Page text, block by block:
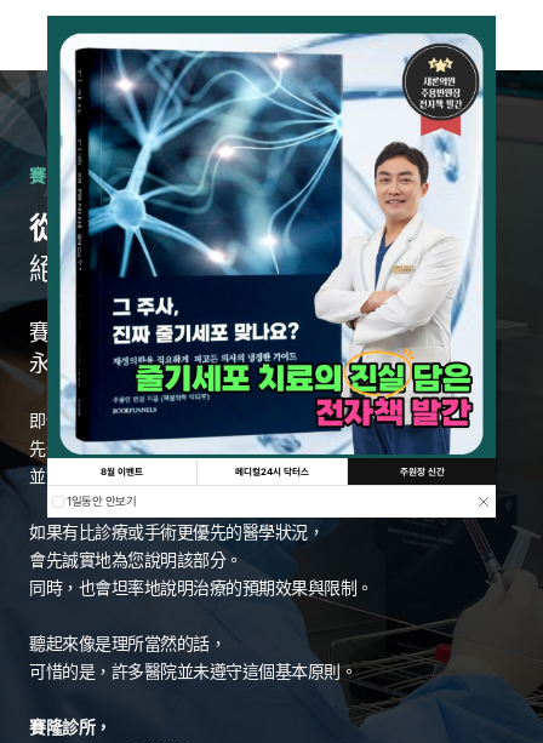
賽隆診所的診療方式如下。
從診斷開始
絕不草率進行治療
賽隆診所
永遠從診斷出發
即使是患者希望的治療，
先仔細診斷，
並謹慎評估是否真有必要進行。
如果有比診療或手術更優先的醫學狀況，
會先誠實地為您說明該部分。
同時，也會坦率地說明治療的預期效果與限制。
聽起來像是理所當然的話，
可惜的是，許多醫院並未遵守這個基本原則。
賽隆診所，
8월 이벤트 메디컬24시 닥터스 주원장 신간
1일동안 안보기